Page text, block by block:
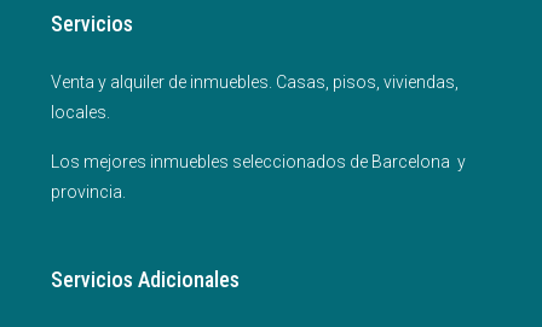
Servicios
Venta y alquiler de inmuebles. Casas, pisos, viviendas,
locales.
Los mejores inmuebles seleccionados de Barcelona y
provincia.
Servicios Adicionales